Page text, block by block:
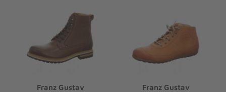
Franz Gustav
Franz Gustav